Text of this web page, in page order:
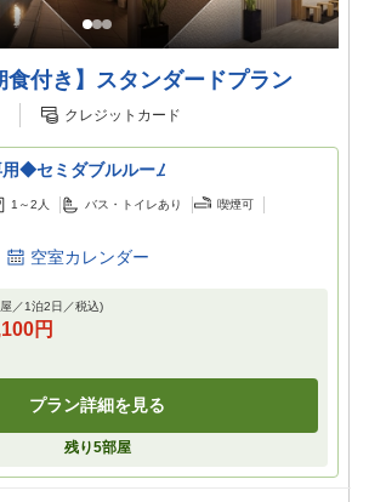
食付き】スタンダードプラン
クレジットカード
◆セミダブルルーム
1～2 人 バス・トイレあり
喫煙可
空室カレンダー
／1泊2日／税込)
円
プラン詳細を見る
残り5部屋